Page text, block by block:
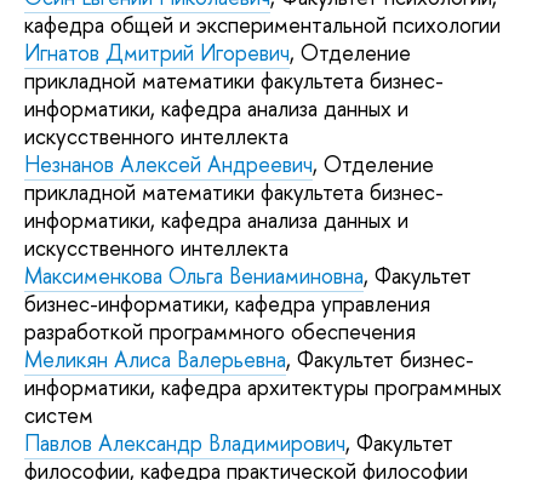
кафедра общей и экспериментальной психологии
Игнатов Дмитрий Игоревич, Отделение
прикладной математики факультета бизнес-
информатики, кафедра анализа данных и
искусственного интеллекта
Незнанов Алексей Андреевич, Отделение
прикладной математики факультета бизнес-
информатики, кафедра анализа данных и
искусственного интеллекта
Максименкова Ольга Вениаминовна, Факультет
бизнес-информатики, кафедра управления
разработкой программного обеспечения
Меликян Алиса Валерьевна, Факультет бизнес-
информатики, кафедра архитектуры программных
систем
Павлов Александр Владимирович, Факультет
философии, кафедра практической философии